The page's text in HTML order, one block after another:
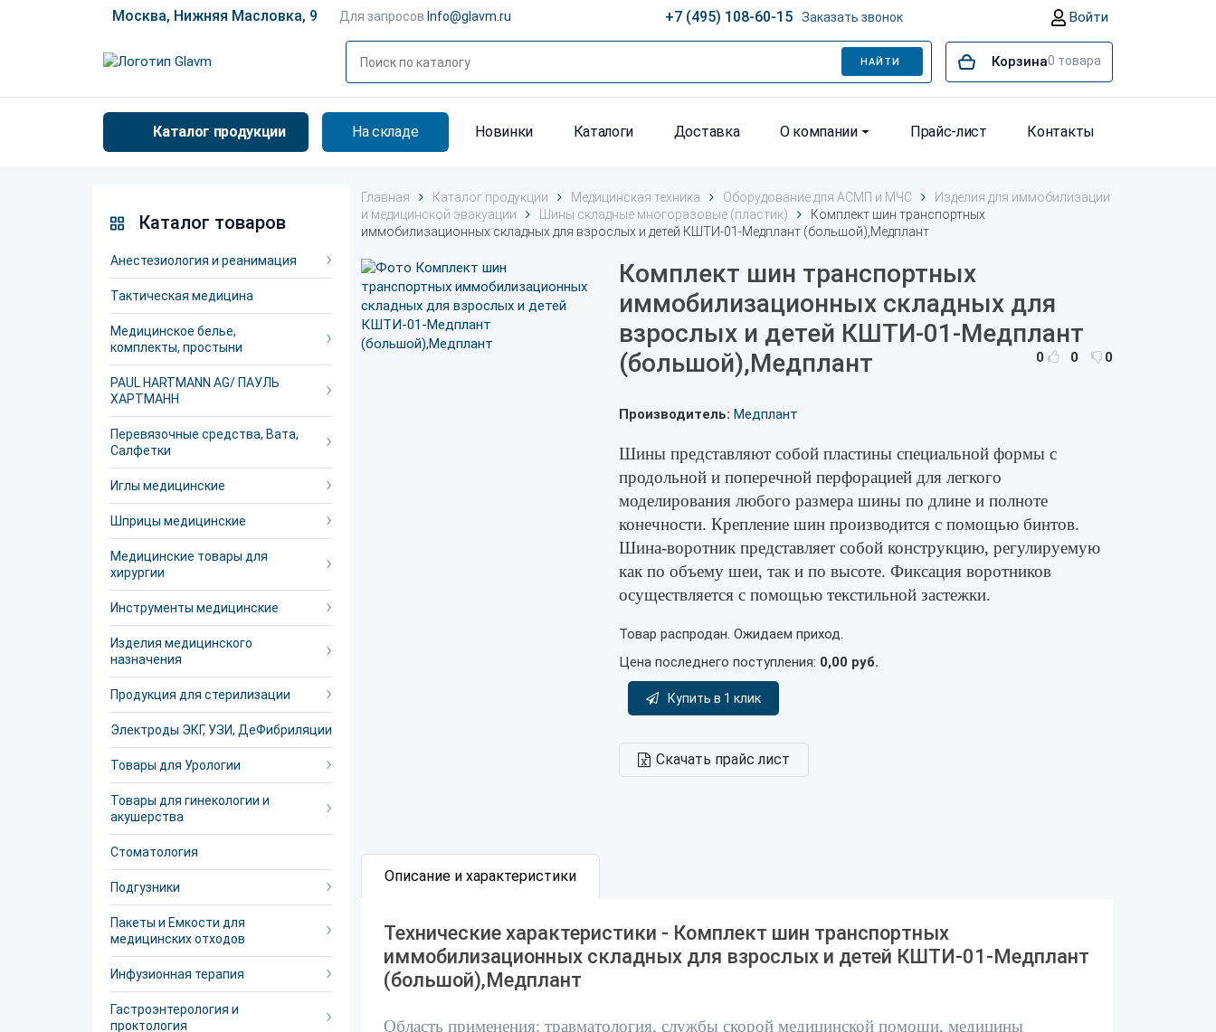
Москва, Нижняя Масловка, 9 Для запросов Info@glavm.ru +7 (495) 108-60-15 Заказать звонок Войти
НАЙТИ Корзина0 товара
Каталог продукции На складе Новинки Каталоги Доставка О компании Прайс-лист Контакты
Каталог товаров
Анестезиология и реанимация
Тактическая медицина
Медицинское белье,
комплекты, простыни
PAUL HARTMANN AG/ ПАУЛЬ
ХАРТМАНН
Перевязочные средства, Вата,
Салфетки
Иглы медицинские
Шприцы медицинские
Медицинские товары для
хирургии
Инструменты медицинские
Изделия медицинского
назначения
Продукция для стерилизации
Электроды ЭКГ, УЗИ, ДеФибриляции
Товары для Урологии
Товары для гинекологии и
акушерства
Стоматология
Подгузники
Пакеты и Емкости для
медицинских отходов
Инфузионная терапия
Гастроэнтерология и
проктология
Главная Каталог продукции Медицинская техника Оборудование для АСМП и МЧС
Изделия для иммобилизации
и медицинской эвакуации
Шины складные многоразовые (пластик)
Комплект шин транспортных
иммобилизационных складных для взрослых и детей КШТИ-01-Медплант (большой),Медплант
Комплект шин транспортных
иммобилизационных складных для
взрослых и детей КШТИ-01-Медплант
(большой),Медплант
0 0 0
Производитель: Медплант
Шины представляют собой пластины специальной формы с
продольной и поперечной перфорацией для легкого
моделирования любого размера шины по длине и полноте
конечности. Крепление шин производится с помощью бинтов.
Шина-воротник представляет собой конструкцию, регулируемую
как по объему шеи, так и по высоте. Фиксация воротников
осуществляется с помощью текстильной застежки.
Товар распродан. Ожидаем приход.
Цена последнего поступления: 0,00 руб.
Купить в 1 клик
Скачать прайс лист
Описание и характеристики
Технические характеристики - Комплект шин транспортных
иммобилизационных складных для взрослых и детей КШТИ-01-Медплант
(большой),Медплант
Область применения: травматология, службы скорой медицинской помощи, медицины